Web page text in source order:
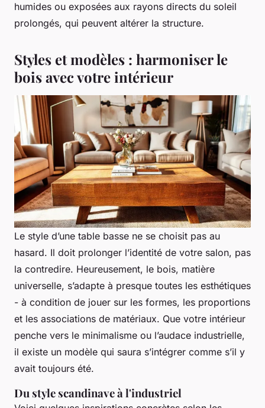
humides ou exposées aux rayons directs du soleil
prolongés, qui peuvent altérer la structure.
Styles et modèles : harmoniser le
bois avec votre intérieur
Le style d’une table basse ne se choisit pas au
hasard. Il doit prolonger l’identité de votre salon, pas
la contredire. Heureusement, le bois, matière
universelle, s’adapte à presque toutes les esthétiques
- à condition de jouer sur les formes, les proportions
et les associations de matériaux. Que votre intérieur
penche vers le minimalisme ou l’audace industrielle,
il existe un modèle qui saura s’intégrer comme s’il y
avait toujours été.
Du style scandinave à l'industriel